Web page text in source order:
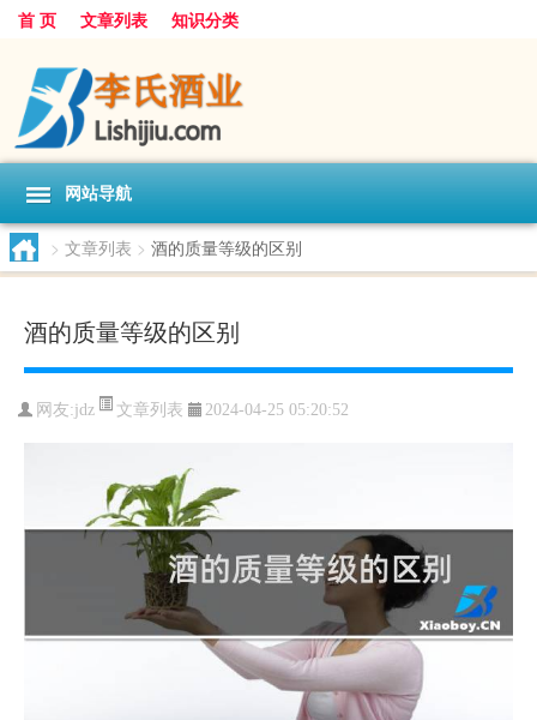
首 页 文章列表 知识分类
网站导航
> 文章列表 > 酒的质量等级的区别
酒的质量等级的区别
网友:jdz 文章列表 2024-04-25 05:20:52